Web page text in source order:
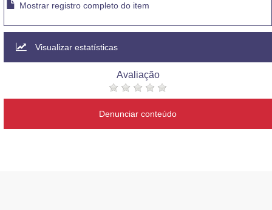
Mostrar registro completo do item
Visualizar estatísticas
Avaliação
Denunciar conteúdo